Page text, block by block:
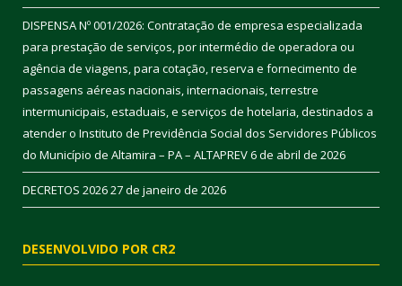
DISPENSA Nº 001/2026: Contratação de empresa especializada
para prestação de serviços, por intermédio de operadora ou
agência de viagens, para cotação, reserva e fornecimento de
passagens aéreas nacionais, internacionais, terrestre
intermunicipais, estaduais, e serviços de hotelaria, destinados a
atender o Instituto de Previdência Social dos Servidores Públicos
do Município de Altamira – PA – ALTAPREV6 de abril de 2026
DECRETOS 202627 de janeiro de 2026
DESENVOLVIDO POR CR2